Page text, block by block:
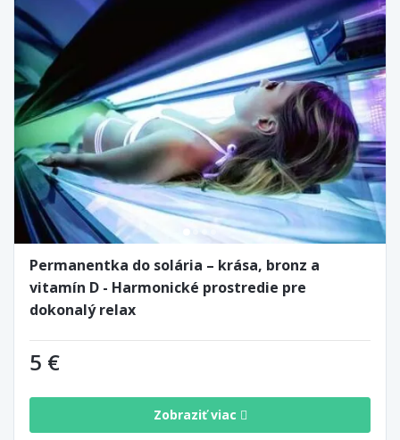
Permanentka do solária – krása, bronz a
vitamín D - Harmonické prostredie pre
dokonalý relax
5 €
Zobraziť viac